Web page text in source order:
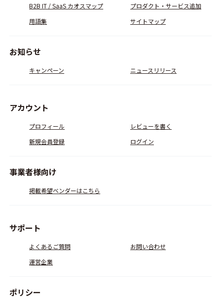
B2B IT / SaaS カオスマップ
プロダクト・サービス追加
用語集
サイトマップ
お知らせ
キャンペーン ニュースリリース
アカウント
プロフィール
レビューを書く
新規会員登録
ログイン
事業者様向け
掲載希望ベンダーはこちら
サポート
よくあるご質問
お問い合わせ
運営企業
ポリシー